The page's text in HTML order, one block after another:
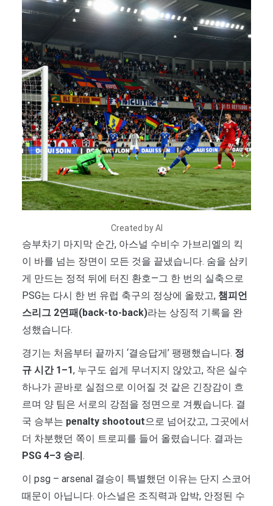
Created by AI
승부차기 마지막 순간, 아스널 수비수 가브리엘의 킥
이 바를 넘는 장면이 모든 것을 끝냈습니다. 숨을 삼키
게 만드는 정적 뒤에 터진 환호—그 한 번의 실축으로
PSG는 다시 한 번 유럽 축구의 정상에 올랐고, 챔피언
스리그 2연패(back-to-back)라는 상징적 기록을 완
성했습니다.
경기는 처음부터 끝까지 ‘결승답게’ 팽팽했습니다. 정
규 시간 1–1, 누구도 쉽게 무너지지 않았고, 작은 실수
하나가 곧바로 실점으로 이어질 것 같은 긴장감이 흐
르며 양 팀은 서로의 강점을 정면으로 겨뤘습니다. 결
국 승부는 penalty shootout으로 넘어갔고, 그곳에서
더 차분했던 쪽이 트로피를 들어 올렸습니다. 결과는
PSG 4–3 승리.
이 psg – arsenal 결승이 특별했던 이유는 단지 스코어
때문이 아닙니다. 아스널은 조직력과 압박, 안정된 수